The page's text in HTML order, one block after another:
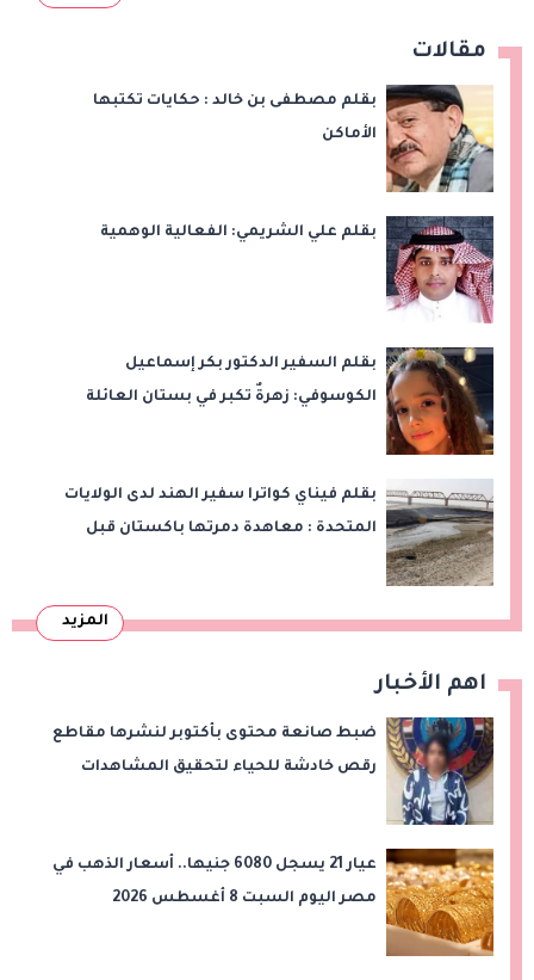
مقالات
بقلم مصطفى بن خالد : حكايات تكتبها
الأماكن
بقلم علي الشريمي: الفعالية الوهمية
بقلم السفير الدكتور بكر إسماعيل
الكوسوفي: زهرةٌ تكبر في بستان العائلة
بقلم فيناي كواترا سفير الهند لدى الولايات
المتحدة : معاهدة دمرتها باكستان قبل
المزيد
اهم الأخبار
ضبط صانعة محتوى بأكتوبر لنشرها مقاطع
رقص خادشة للحياء لتحقيق المشاهدات
عيار 21 يسجل 6080 جنيها.. أسعار الذهب في
مصر اليوم السبت 8 أغسطس 2026